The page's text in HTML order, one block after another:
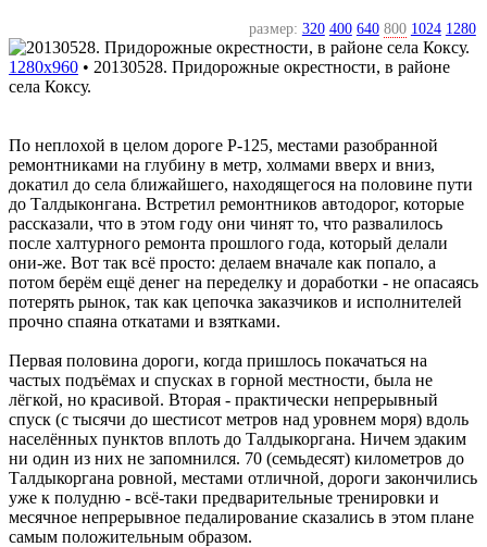
размер: 320 400 640 800 1024 1280
1280x960 • 20130528. Придорожные окрестности, в районе
села Коксу.
По неплохой в целом дороге P-125, местами разобранной
ремонтниками на глубину в метр, холмами вверх и вниз,
докатил до села ближайшего, находящегося на половине пути
до Талдыконгана. Встретил ремонтников автодорог, которые
рассказали, что в этом году они чинят то, что развалилось
после халтурного ремонта прошлого года, который делали
они-же. Вот так всё просто: делаем вначале как попало, а
потом берём ещё денег на переделку и доработки - не опасаясь
потерять рынок, так как цепочка заказчиков и исполнителей
прочно спаяна откатами и взятками.
Первая половина дороги, когда пришлось покачаться на
частых подъёмах и спусках в горной местности, была не
лёгкой, но красивой. Вторая - практически непрерывный
спуск (с тысячи до шестисот метров над уровнем моря) вдоль
населённых пунктов вплоть до Талдыкоргана. Ничем эдаким
ни один из них не запомнился. 70 (семьдесят) километров до
Талдыкоргана ровной, местами отличной, дороги закончились
уже к полудню - всё-таки предварительные тренировки и
месячное непрерывное педалирование сказались в этом плане
самым положительным образом.